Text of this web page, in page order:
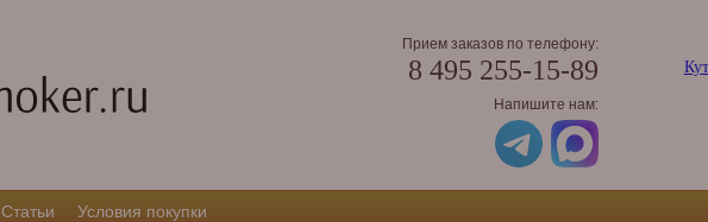
Прием заказов по телефону:
8 495 255-15-89
Напишите нам:
Статьи Условия покупки